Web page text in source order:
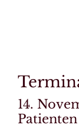
14.